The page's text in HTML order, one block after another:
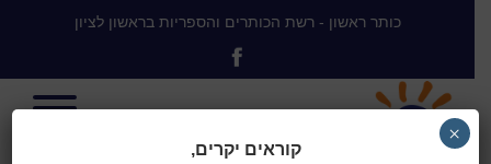
כותר ראשון - רשת הכותרים והספריות בראשון לציון
קוראים יקרים,
×